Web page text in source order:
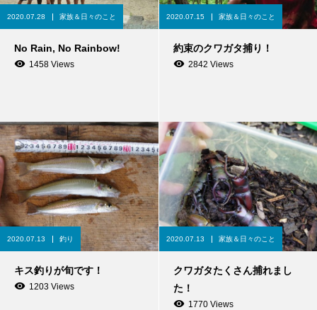
2020.07.28 家族＆日々のこと
No Rain, No Rainbow!
1458 Views
2020.07.15 家族＆日々のこと
約束のクワガタ捕り！
2842 Views
2020.07.13 釣り
キス釣りが旬です！
1203 Views
2020.07.13 家族＆日々のこと
クワガタたくさん捕れまし
た！
1770 Views